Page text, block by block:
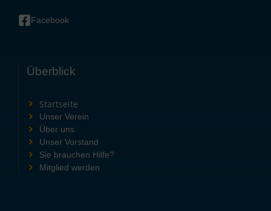
Facebook
Überblick
Startseite
Unser Verein
Über uns
Unser Vorstand
Sie brauchen Hilfe?
Mitglied werden